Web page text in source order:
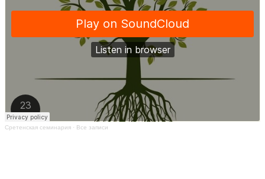
Сретенская семинария · Все записи